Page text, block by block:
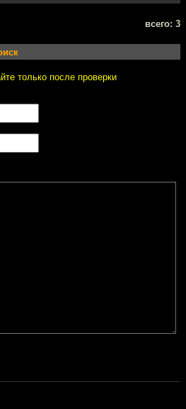
всего: 3
только после проверки